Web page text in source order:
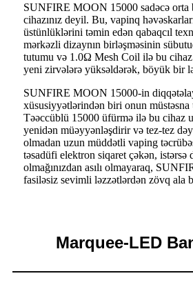
SUNFIRE MOON 15000 sadəcə orta
cihazınız deyil. Bu, vapinq
üstünlüklərini təmin edən qabaqcıl
mərkəzli dizaynın birləşməsinin
tutumu və 1.0Ω Mesh Coil ilə bu
yeni zirvələrə yüksəldərək, böyük bir
SUNFIRE MOON 15000-in
xüsusiyyətlərindən biri onun
Təəccüblü 15000 üfürmə ilə bu cihaz
yenidən müəyyənləşdirir və tez-tez
olmadan uzun müddətli vaping
təsadüfi elektron siqaret çəkən, istərsə
olmağınızdan asılı olmayaraq,
fasiləsiz sevimli ləzzətlərdən zövq ala
Marquee-LED